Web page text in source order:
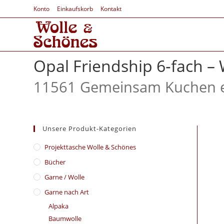
Konto Einkaufskorb Kontakt
Opal Friendship 6‑fach
11561 Gemeinsam Kuchen
Unsere Produkt-Kategorien
​Projekttasche Wolle & Schönes
Bücher
Garne / Wolle
Garne nach Art
Alpaka
Baumwolle